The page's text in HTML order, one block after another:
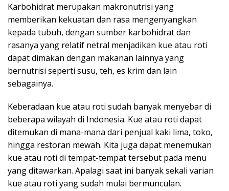
Karbohidrat merupakan makronutrisi yang
memberikan kekuatan dan rasa mengenyangkan
kepada tubuh, dengan sumber karbohidrat dan
rasanya yang relatif netral menjadikan kue atau roti
dapat dimakan dengan makanan lainnya yang
bernutrisi seperti susu, teh, es krim dan lain
sebagainya.
Keberadaan kue atau roti sudah banyak menyebar di
beberapa wilayah di Indonesia. Kue atau roti dapat
ditemukan di mana-mana dari penjual kaki lima, toko,
hingga restoran mewah. Kita juga dapat menemukan
kue atau roti di tempat-tempat tersebut pada menu
yang ditawarkan. Apalagi saat ini banyak sekali varian
kue atau roti yang sudah mulai bermunculan.